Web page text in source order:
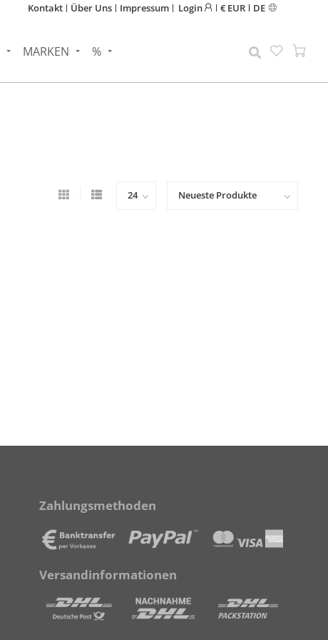
Kontakt Über Uns Impressum Login € EUR DE
MARKEN %
Zahlungsmethoden
Versandinformationen